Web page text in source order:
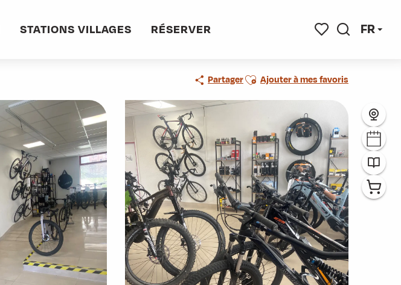
FR
STATIONS VILLAGES RÉSERVER
PartagerAjouter aux favoris
Ajouter à mes favoris